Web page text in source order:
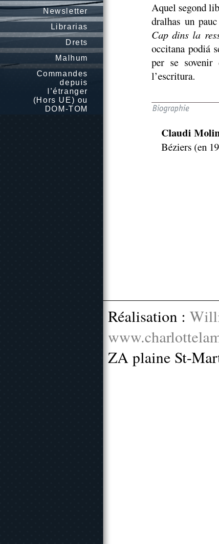
Newsletter
Librarias
Drets
Malhum
Commandes
depuis
l’étranger
(Hors UE) ou
DOM-TOM
Aquel segond
dralhas un
Cap dins la
occitana podiá
per se
l’escritura.
Claudi
Béziers (en
Réalisation :
ZA plaine St-